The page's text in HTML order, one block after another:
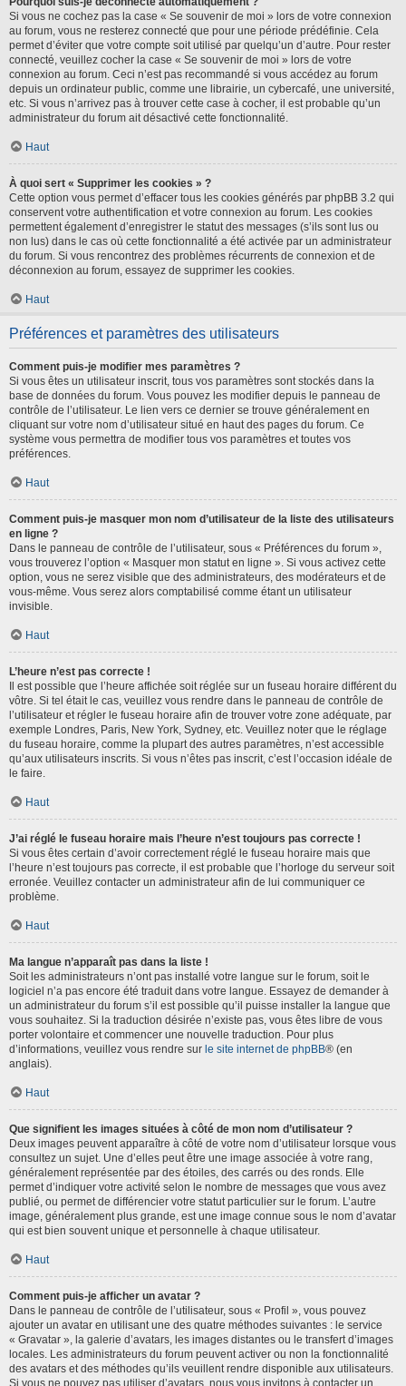
Si vous ne cochez pas la case « Se souvenir de moi » lors de votre connexion
au forum, vous ne resterez connecté que pour une période prédéfinie. Cela
permet d’éviter que votre compte soit utilisé par quelqu’un d’autre. Pour rester
connecté, veuillez cocher la case « Se souvenir de moi » lors de votre
connexion au forum. Ceci n’est pas recommandé si vous accédez au forum
depuis un ordinateur public, comme une librairie, un cybercafé, une université,
etc. Si vous n’arrivez pas à trouver cette case à cocher, il est probable qu’un
administrateur du forum ait désactivé cette fonctionnalité.
Haut
À quoi sert « Supprimer les cookies » ?
Cette option vous permet d’effacer tous les cookies générés par phpBB 3.2 qui
conservent votre authentification et votre connexion au forum. Les cookies
permettent également d’enregistrer le statut des messages (s’ils sont lus ou
non lus) dans le cas où cette fonctionnalité a été activée par un administrateur
du forum. Si vous rencontrez des problèmes récurrents de connexion et de
déconnexion au forum, essayez de supprimer les cookies.
Haut
Préférences et paramètres des utilisateurs
Comment puis-je modifier mes paramètres ?
Si vous êtes un utilisateur inscrit, tous vos paramètres sont stockés dans la
base de données du forum. Vous pouvez les modifier depuis le panneau de
contrôle de l’utilisateur. Le lien vers ce dernier se trouve généralement en
cliquant sur votre nom d’utilisateur situé en haut des pages du forum. Ce
système vous permettra de modifier tous vos paramètres et toutes vos
préférences.
Haut
Comment puis-je masquer mon nom d’utilisateur de la liste des utilisateurs
en ligne ?
Dans le panneau de contrôle de l’utilisateur, sous « Préférences du forum »,
vous trouverez l’option « Masquer mon statut en ligne ». Si vous activez cette
option, vous ne serez visible que des administrateurs, des modérateurs et de
vous-même. Vous serez alors comptabilisé comme étant un utilisateur
invisible.
Haut
L’heure n’est pas correcte !
Il est possible que l’heure affichée soit réglée sur un fuseau horaire différent du
vôtre. Si tel était le cas, veuillez vous rendre dans le panneau de contrôle de
l’utilisateur et régler le fuseau horaire afin de trouver votre zone adéquate, par
exemple Londres, Paris, New York, Sydney, etc. Veuillez noter que le réglage
du fuseau horaire, comme la plupart des autres paramètres, n’est accessible
qu’aux utilisateurs inscrits. Si vous n’êtes pas inscrit, c’est l’occasion idéale de
le faire.
Haut
J’ai réglé le fuseau horaire mais l’heure n’est toujours pas correcte !
Si vous êtes certain d’avoir correctement réglé le fuseau horaire mais que
l’heure n’est toujours pas correcte, il est probable que l’horloge du serveur soit
erronée. Veuillez contacter un administrateur afin de lui communiquer ce
problème.
Haut
Ma langue n’apparaît pas dans la liste !
Soit les administrateurs n’ont pas installé votre langue sur le forum, soit le
logiciel n’a pas encore été traduit dans votre langue. Essayez de demander à
un administrateur du forum s’il est possible qu’il puisse installer la langue que
vous souhaitez. Si la traduction désirée n’existe pas, vous êtes libre de vous
porter volontaire et commencer une nouvelle traduction. Pour plus
d’informations, veuillez vous rendre sur le site internet de phpBB® (en
anglais).
Haut
Que signifient les images situées à côté de mon nom d’utilisateur ?
Deux images peuvent apparaître à côté de votre nom d’utilisateur lorsque vous
consultez un sujet. Une d’elles peut être une image associée à votre rang,
généralement représentée par des étoiles, des carrés ou des ronds. Elle
permet d’indiquer votre activité selon le nombre de messages que vous avez
publié, ou permet de différencier votre statut particulier sur le forum. L’autre
image, généralement plus grande, est une image connue sous le nom d’avatar
qui est bien souvent unique et personnelle à chaque utilisateur.
Haut
Comment puis-je afficher un avatar ?
Dans le panneau de contrôle de l’utilisateur, sous « Profil », vous pouvez
ajouter un avatar en utilisant une des quatre méthodes suivantes : le service
« Gravatar », la galerie d’avatars, les images distantes ou le transfert d’images
locales. Les administrateurs du forum peuvent activer ou non la fonctionnalité
des avatars et des méthodes qu’ils veuillent rendre disponible aux utilisateurs.
Si vous ne pouvez pas utiliser d’avatars, nous vous invitons à contacter un